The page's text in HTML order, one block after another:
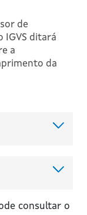
de
IGVS ditará
a
da
consultar o